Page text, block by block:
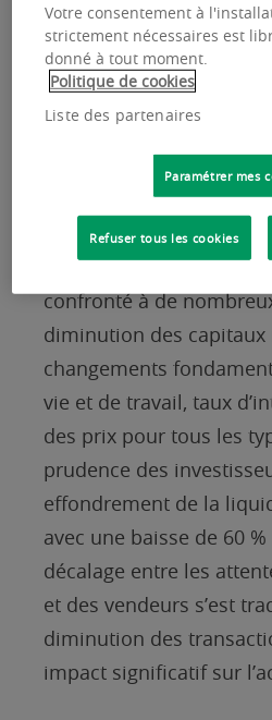
Le marché
européen
période de
mais reste
2023 a été une année
pour le marché de
confronté à de
diminution des capitaux
changements
vie et de travail, taux
des prix pour tous les
prudence des
effondrement de la
avec une baisse de 60 %
décalage entre les
et des vendeurs s’est
diminution des
impact significatif sur
Votre consentement à
strictement nécessaires est
donné à tout moment.
Politique de cookies
Liste des partenaires
Paramétrer mes
Refuser tous les cookies